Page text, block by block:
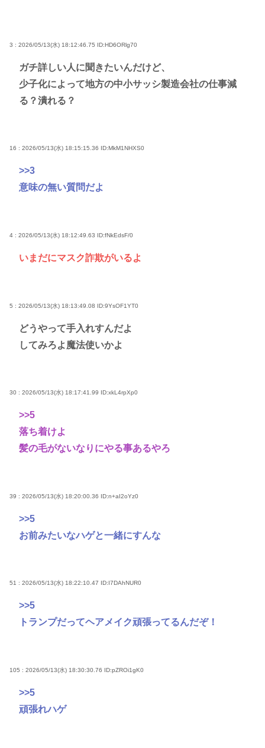
3 : 2026/05/13(水) 18:12:46.75 ID:HD6ORlg70
ガチ詳しい人に聞きたいんだけど、
少子化によって地方の中小サッシ製造会社の仕事減
る？潰れる？
16 : 2026/05/13(水) 18:15:15.36 ID:MkM1NHXS0
>>3
意味の無い質問だよ
4 : 2026/05/13(水) 18:12:49.63 ID:fNkEdsF/0
いまだにマスク詐欺がいるよ
5 : 2026/05/13(水) 18:13:49.08 ID:9YsOF1YT0
どうやって手入れすんだよ
してみろよ魔法使いかよ
30 : 2026/05/13(水) 18:17:41.99 ID:xkL4rpXp0
>>5
落ち着けよ
髪の毛がないなりにやる事あるやろ
39 : 2026/05/13(水) 18:20:00.36 ID:n+aI2oYz0
>>5
お前みたいなハゲと一緒にすんな
51 : 2026/05/13(水) 18:22:10.47 ID:I7DAhNUR0
>>5
トランプだってヘアメイク頑張ってるんだぞ！
105 : 2026/05/13(水) 18:30:30.76 ID:pZROi1gK0
>>5
頑張れハゲ